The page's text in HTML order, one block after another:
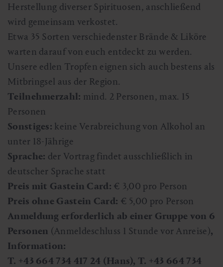
Herstellung diverser Spirituosen, anschließend
wird gemeinsam verkostet.
Etwa 35 Sorten verschiedenster Brände & Liköre
warten darauf von euch entdeckt zu werden.
Unsere edlen Tropfen eignen sich auch bestens als
Mitbringsel aus der Region.
Teilnehmerzahl: mind. 2 Personen, max. 15
Personen
Sonstiges: keine Verabreichung von Alkohol an
unter 18-Jährige
Sprache: der Vortrag findet ausschließlich in
deutscher Sprache statt
Preis mit Gastein Card: € 3,00 pro Person
Preis ohne Gastein Card: € 5,00 pro Person
Anmeldung erforderlich ab einer Gruppe von 6
Personen (Anmeldeschluss 1 Stunde vor Anreise),
Information:
T. +43 664 734 417 24 (Hans), T. +43 664 734